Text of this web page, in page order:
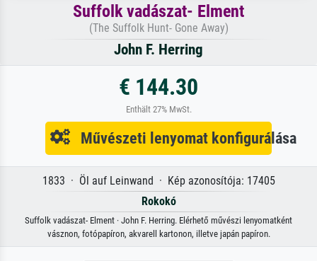
Suffolk vadászat- Elment
(The Suffolk Hunt- Gone Away)
John F. Herring
€ 144.30
Enthält 27% MwSt.
Művészeti lenyomat konfigurálása
1833 · Öl auf Leinwand · Kép azonosítója: 17405
Rokokó
Suffolk vadászat- Elment · John F. Herring. Elérhető művészi lenyomatként
vásznon, fotópapíron, akvarell kartonon, illetve japán papíron.